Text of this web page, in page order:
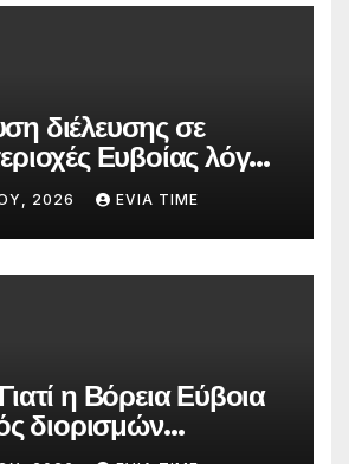
διέλευσης σε
Ευβοίας λόγω
κινδύνου
2026 EVIA TIME
η Βόρεια Εύβοια
διορισμών